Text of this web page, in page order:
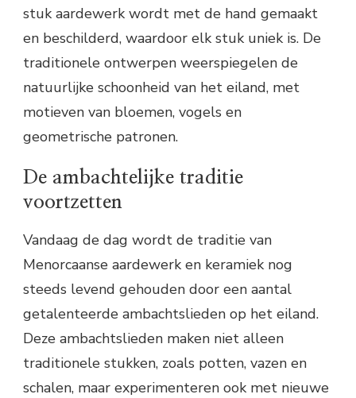
stuk aardewerk wordt met de hand gemaakt
en beschilderd, waardoor elk stuk uniek is. De
traditionele ontwerpen weerspiegelen de
natuurlijke schoonheid van het eiland, met
motieven van bloemen, vogels en
geometrische patronen.
De ambachtelijke traditie
voortzetten
Vandaag de dag wordt de traditie van
Menorcaanse aardewerk en keramiek nog
steeds levend gehouden door een aantal
getalenteerde ambachtslieden op het eiland.
Deze ambachtslieden maken niet alleen
traditionele stukken, zoals potten, vazen en
schalen, maar experimenteren ook met nieuwe